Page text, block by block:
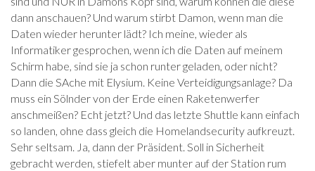
dann anschauen? Und warum stirbt Damon, wenn man die
Daten wieder herunter lädt? Ich meine, wieder als
Informatiker gesprochen, wenn ich die Daten auf meinem
Schirm habe, sind sie ja schon runter geladen, oder nicht?
Dann die SAche mit Elysium. Keine Verteidigungsanlage? Da
muss ein Sölnder von der Erde einen Raketenwerfer
anschmeißen? Echt jetzt? Und das letzte Shuttle kann einfach
so landen, ohne dass gleich die Homelandsecurity aufkreuzt.
Sehr seltsam. Ja, dann der Präsident. Soll in Sicherheit
gebracht werden, stiefelt aber munter auf der Station rum